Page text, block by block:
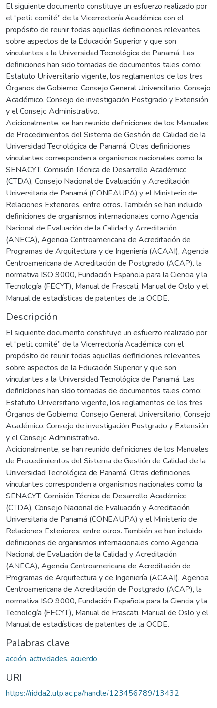
El siguiente documento constituye un esfuerzo realizado por
el “petit comité” de la Vicerrectoría Académica con el
propósito de reunir todas aquellas definiciones relevantes
sobre aspectos de la Educación Superior y que son
vinculantes a la Universidad Tecnológica de Panamá. Las
definiciones han sido tomadas de documentos tales como:
Estatuto Universitario vigente, los reglamentos de los tres
Órganos de Gobierno: Consejo General Universitario, Consejo
Académico, Consejo de investigación Postgrado y Extensión
y el Consejo Administrativo.
Adicionalmente, se han reunido definiciones de los Manuales
de Procedimientos del Sistema de Gestión de Calidad de la
Universidad Tecnológica de Panamá. Otras definiciones
vinculantes corresponden a organismos nacionales como la
SENACYT, Comisión Técnica de Desarrollo Académico
(CTDA), Consejo Nacional de Evaluación y Acreditación
Universitaria de Panamá (CONEAUPA) y el Ministerio de
Relaciones Exteriores, entre otros. También se han incluido
definiciones de organismos internacionales como Agencia
Nacional de Evaluación de la Calidad y Acreditación
(ANECA), Agencia Centroamericana de Acreditación de
Programas de Arquitectura y de Ingeniería (ACAAI), Agencia
Centroamericana de Acreditación de Postgrado (ACAP), la
normativa ISO 9000, Fundación Española para la Ciencia y la
Tecnología (FECYT), Manual de Frascati, Manual de Oslo y el
Manual de estadísticas de patentes de la OCDE.
Descripción
El siguiente documento constituye un esfuerzo realizado por
el “petit comité” de la Vicerrectoría Académica con el
propósito de reunir todas aquellas definiciones relevantes
sobre aspectos de la Educación Superior y que son
vinculantes a la Universidad Tecnológica de Panamá. Las
definiciones han sido tomadas de documentos tales como:
Estatuto Universitario vigente, los reglamentos de los tres
Órganos de Gobierno: Consejo General Universitario, Consejo
Académico, Consejo de investigación Postgrado y Extensión
y el Consejo Administrativo.
Adicionalmente, se han reunido definiciones de los Manuales
de Procedimientos del Sistema de Gestión de Calidad de la
Universidad Tecnológica de Panamá. Otras definiciones
vinculantes corresponden a organismos nacionales como la
SENACYT, Comisión Técnica de Desarrollo Académico
(CTDA), Consejo Nacional de Evaluación y Acreditación
Universitaria de Panamá (CONEAUPA) y el Ministerio de
Relaciones Exteriores, entre otros. También se han incluido
definiciones de organismos internacionales como Agencia
Nacional de Evaluación de la Calidad y Acreditación
(ANECA), Agencia Centroamericana de Acreditación de
Programas de Arquitectura y de Ingeniería (ACAAI), Agencia
Centroamericana de Acreditación de Postgrado (ACAP), la
normativa ISO 9000, Fundación Española para la Ciencia y la
Tecnología (FECYT), Manual de Frascati, Manual de Oslo y el
Manual de estadísticas de patentes de la OCDE.
Palabras clave
acción, actividades, acuerdo
URI
https://ridda2.utp.ac.pa/handle/123456789/13432